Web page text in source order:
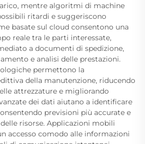
mentre algoritmi di machine
ritardi e suggeriscono
basate sul cloud consentono una
reale tra le parti interessate,
a documenti di spedizione,
e analisi delle prestazioni.
permettono la
della manutenzione, riducendo
attrezzature e migliorando
dei dati aiutano a identificare
previsioni più accurate e
risorse. Applicazioni mobili
accesso comodo alle informazioni